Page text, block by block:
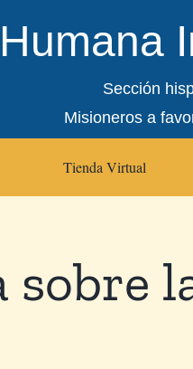
Sección
Misioneros a
Tienda Virtual
sobre